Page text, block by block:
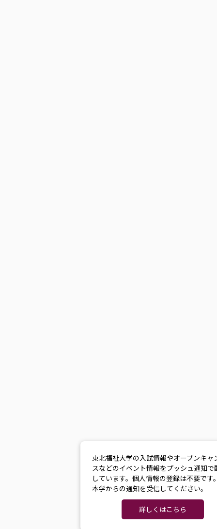
東北福祉大学の入試情報やオープンキャ
スなどのイベント情報をプッシュ通知で
しています。個人情報の登録は不要です
本学からの通知を受信してください。
詳しくはこちら